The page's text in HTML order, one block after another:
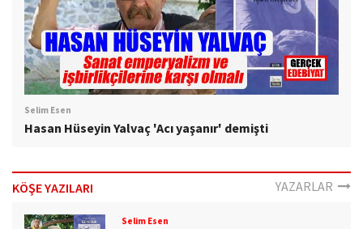
Selim Esen
Hasan Hüseyin Yalvaç 'Acı yaşanır' demişti
KÖŞE YAZILARI YAZARLAR
Selim Esen